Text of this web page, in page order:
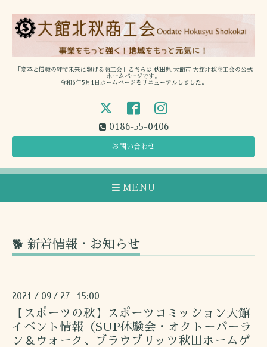
「変革と信頼の絆で未来に繋げる商工会」こちらは 秋田県 大館市 大館北秋商工会の公式
ホームページです。
令和6年5月1日ホームページをリニューアルしました。
0186-55-0406
お問い合わせ
MENU
🐕 新着情報・お知らせ
2021 / 09 / 27 15:00
【スポーツの秋】スポーツコミッション大館
イベント情報（SUP体験会・オクトーバーラ
ン＆ウォーク、ブラウブリッツ秋田ホームゲ